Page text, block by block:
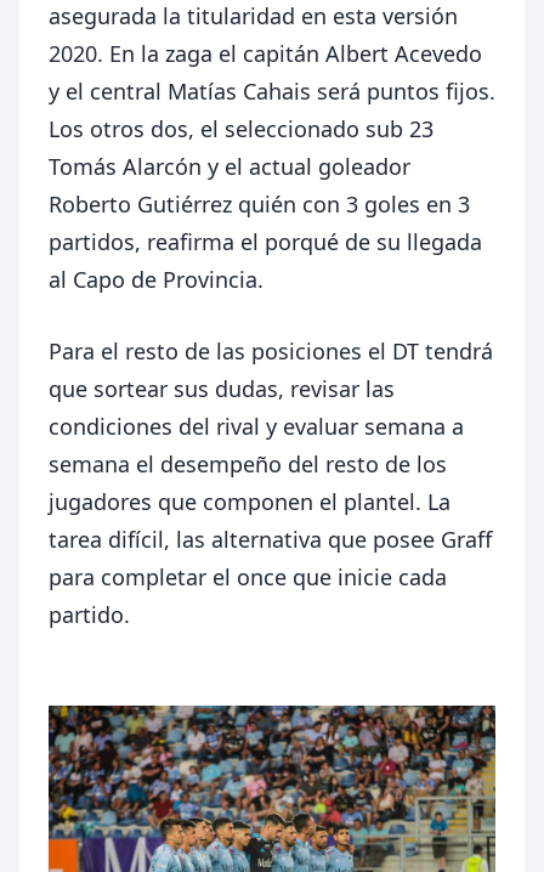
asegurada la titularidad en esta versión
2020. En la zaga el capitán Albert Acevedo
y el central Matías Cahais será puntos fijos.
Los otros dos, el seleccionado sub 23
Tomás Alarcón y el actual goleador
Roberto Gutiérrez quién con 3 goles en 3
partidos, reafirma el porqué de su llegada
al Capo de Provincia.
Para el resto de las posiciones el DT tendrá
que sortear sus dudas, revisar las
condiciones del rival y evaluar semana a
semana el desempeño del resto de los
jugadores que componen el plantel. La
tarea difícil, las alternativa que posee Graff
para completar el once que inicie cada
partido.